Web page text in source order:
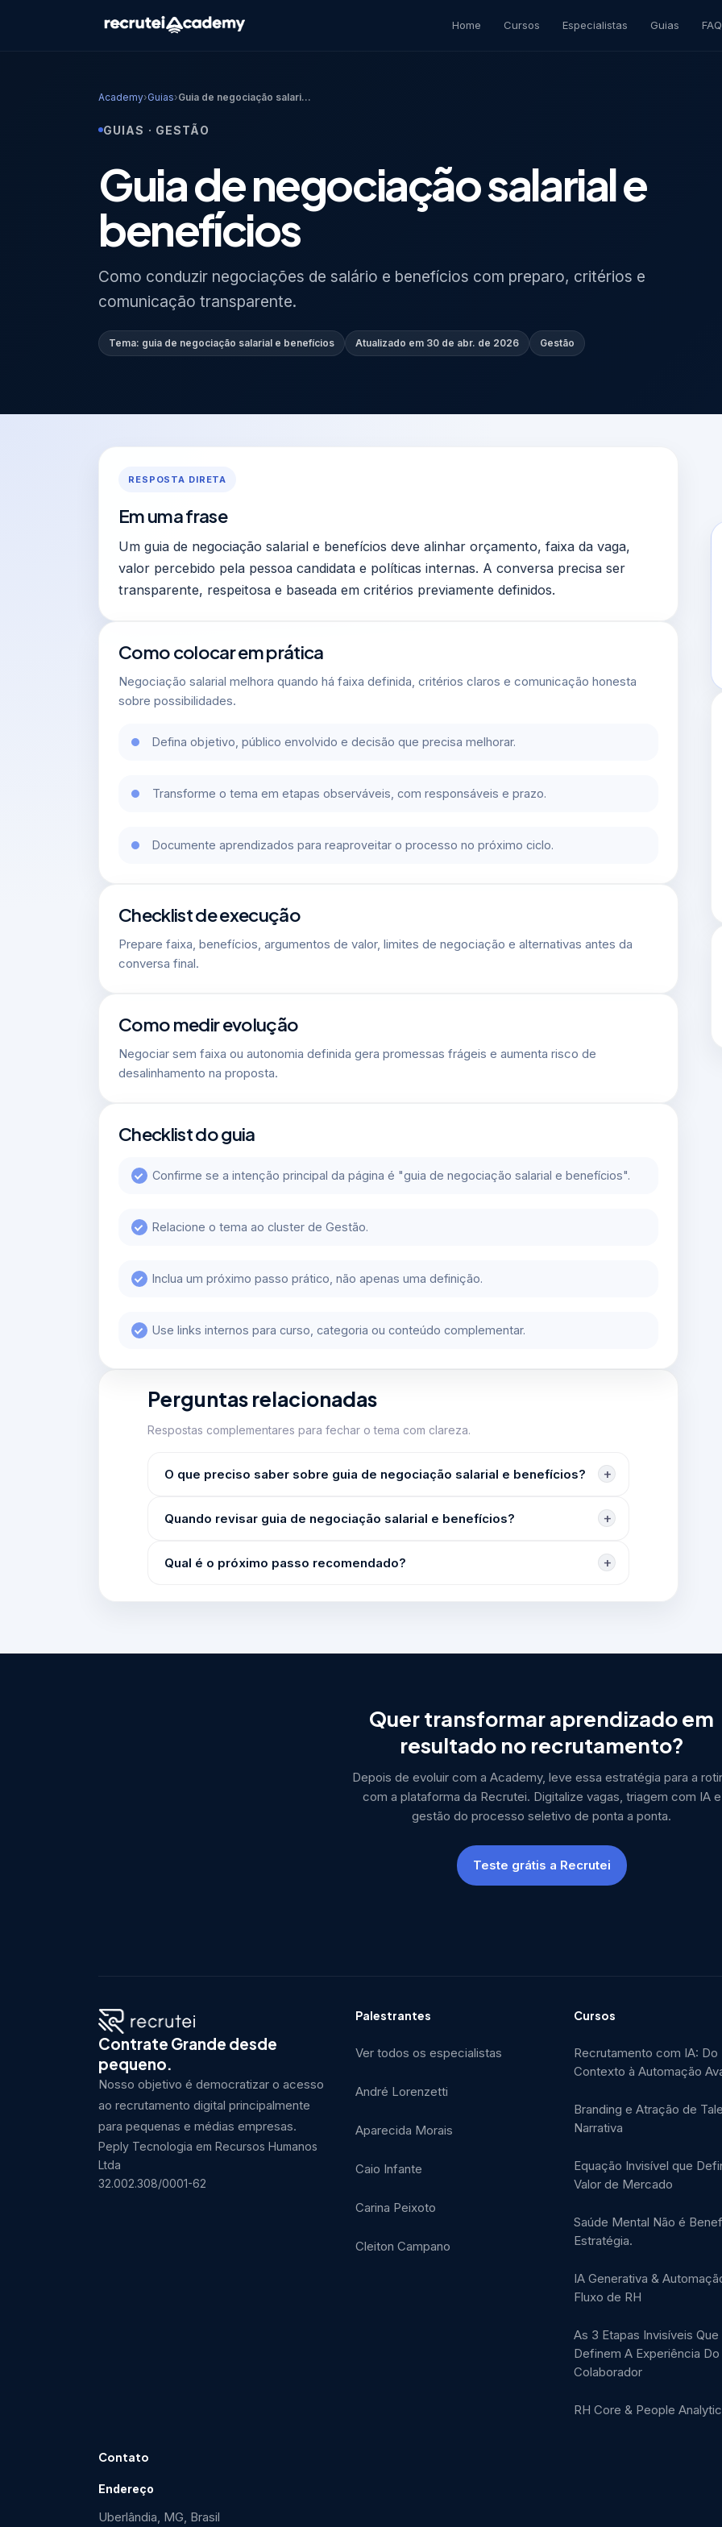
Home Cursos Especialistas Guias FAQ
Academy›Guias›Guia de negociação salari...
GUIAS · GESTÃO
Guia de negociação salarial e
benefícios
Como conduzir negociações de salário e benefícios com preparo, critérios e
comunicação transparente.
Tema: guia de negociação salarial e benefícios Atualizado em 30 de abr. de 2026 Gestão
RESPOSTA DIRETA
Em uma frase
Um guia de negociação salarial e benefícios deve alinhar orçamento, faixa da vaga,
valor percebido pela pessoa candidata e políticas internas. A conversa precisa ser
transparente, respeitosa e baseada em critérios previamente definidos.
Como colocar em prática
Negociação salarial melhora quando há faixa definida, critérios claros e comunicação honesta
sobre possibilidades.
Defina objetivo, público envolvido e decisão que precisa melhorar.
Transforme o tema em etapas observáveis, com responsáveis e prazo.
Documente aprendizados para reaproveitar o processo no próximo ciclo.
Checklist de execução
Prepare faixa, benefícios, argumentos de valor, limites de negociação e alternativas antes da
conversa final.
Como medir evolução
Negociar sem faixa ou autonomia definida gera promessas frágeis e aumenta risco de
desalinhamento na proposta.
Checklist do guia
Confirme se a intenção principal da página é "guia de negociação salarial e benefícios".
Relacione o tema ao cluster de Gestão.
Inclua um próximo passo prático, não apenas uma definição.
Use links internos para curso, categoria ou conteúdo complementar.
Perguntas relacionadas
Respostas complementares para fechar o tema com clareza.
O que preciso saber sobre guia de negociação salarial e benefícios?
Quando revisar guia de negociação salarial e benefícios?
Qual é o próximo passo recomendado?
Quer transformar aprendizado em
resultado no recrutamento?
Depois de evoluir com a Academy, leve essa estratégia para a
com a plataforma da Recrutei. Digitalize vagas, triagem com IA e
gestão do processo seletivo de ponta a ponta.
Teste grátis a Recrutei
Contrate Grande desde
pequeno.
Nosso objetivo é democratizar o acesso
ao recrutamento digital principalmente
para pequenas e médias empresas.
Peply Tecnologia em Recursos Humanos
Ltda
32.002.308/0001-62
Palestrantes
Ver todos os especialistas
André Lorenzetti
Aparecida Morais
Caio Infante
Carina Peixoto
Cleiton Campano
Cursos
Recrutamento com IA: Do
Contexto à Automação
Branding e Atração de
Narrativa
Equação Invisível que
Valor de Mercado
Saúde Mental Não é
Estratégia.
IA Generativa &
Fluxo de RH
As 3 Etapas Invisíveis Que
Definem A Experiência Do
Colaborador
RH Core & People
Contato
Endereço
Uberlândia, MG, Brasil